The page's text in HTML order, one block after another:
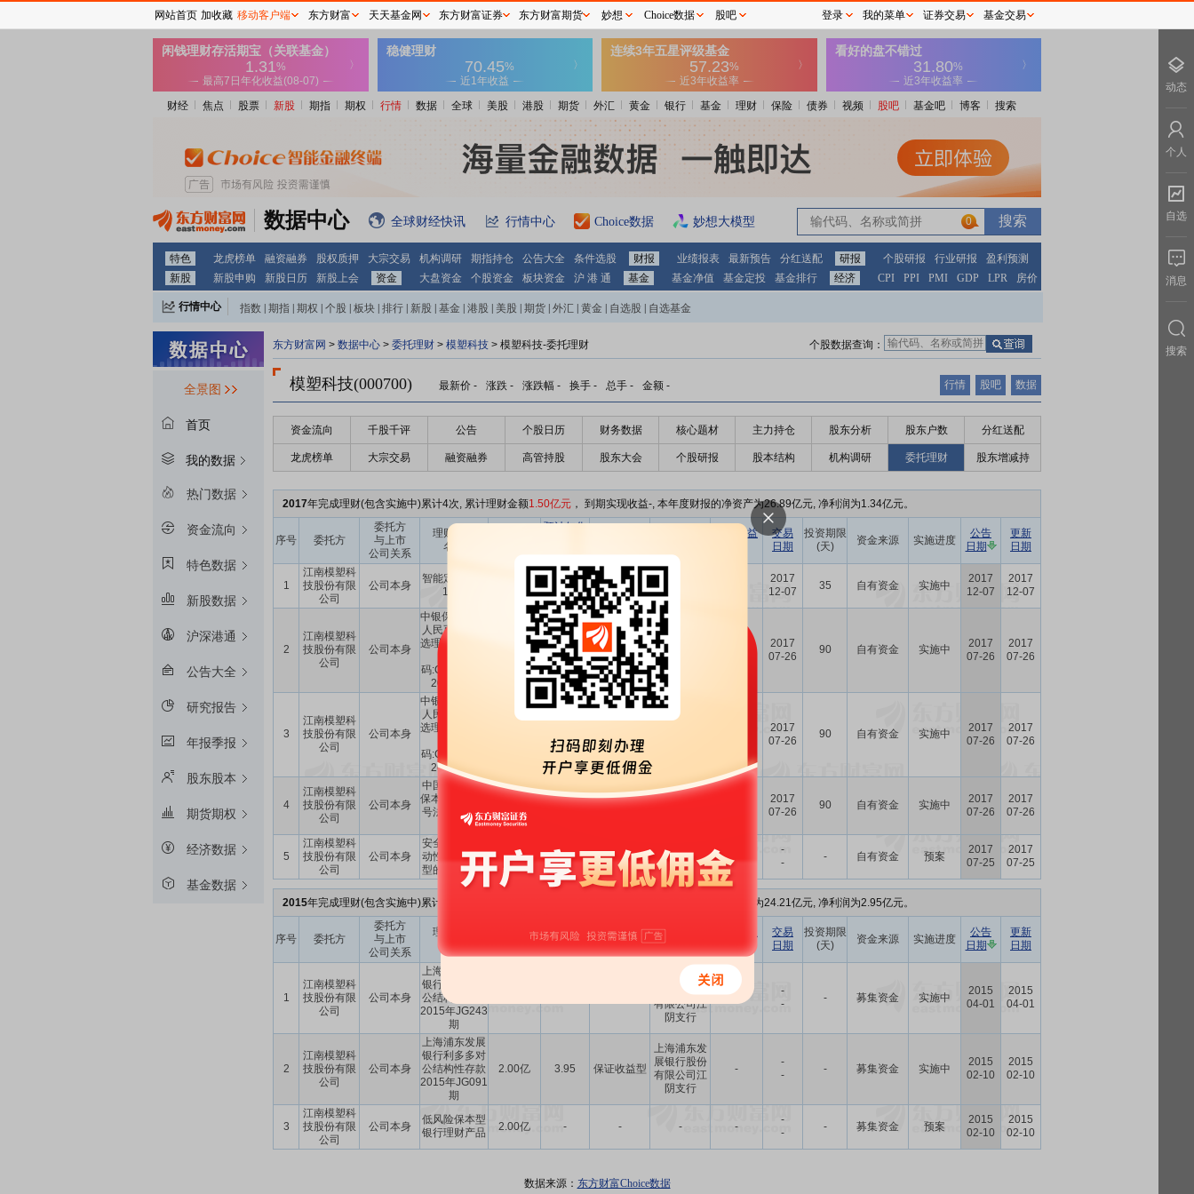
财经 焦点 股票 新股 期指 期权 行情 数据 全球 美股 港股 期货 外汇 黄金 银行 基金 理财 保险 债券 视频 股吧 基金吧 博客 搜索
数据中心 全球财经快讯 行情中心 Choice数据 妙想大模型 0
特色 龙虎榜单 融资融券 股权质押 大宗交易 机构调研 期指持仓 公告大全 条件选股 财报 业绩报表 最新预告 分红送配 研报 个股研报 行业研报
盈利预测
新股
新股申购 新股日历 新股上会 资金 大盘资金 个股资金 板块资金 沪 港 通 基金 基金净值 基金定投 基金排行 经济 CPI PPI PMI GDP LPR 房价
行情中心 指数 期指 期权 个股 板块 排行 新股 基金 港股 美股 期货 外汇 黄金 自选股 自选基金
全景图
首页
我的数据
热门数据
资金流向
特色数据
新股数据
沪深港通
公告大全
研究报告
年报季报
股东股本
期货期权
经济数据
基金数据
东方财富网 > 数据中心 > 委托理财 > 模塑科技 > 模塑科技-委托理财 个股数据查询：
模塑科技(000700) 最新价 - 涨跌 - 涨跌幅 - 换手 - 总手 - 金额 - 行情 股吧 数据
资金流向 千股千评 公告 个股日历 财务数据 核心题材 主力持仓 股东分析 股东户数 分红送配
龙虎榜单 大宗交易 融资融券 高管持股 股东大会 个股研报 股本结构 机构调研 委托理财 股东增减持
2017年完成理财(包含实施中)累计4次, 累计理财金额1.50亿元 ， 到期实现收益-, 本年度财报的净资产为26.89亿元, 净利润为1.34亿元。
序号 委托方
委托方
与上市
公司关系
理财产品
名称
预计年化
(%)
到期收益
交易
日期
投资期限
(天)
资金来源 实施进度
公告
日期
更新
日期
1
江南模塑科
技股份有限
公司
公司本身
智能定期理财
16号
4.2 -
宁波银行股
份有限公司
2017
12-07
35 自有资金 实施中
2017
12-07
2017
12-07
2
江南模塑科
技股份有限
公司
公司本身
中银保本理财-
人民币全球智
选理财产品(产
码:CNYQQZX
2017669)
2500万 4.30
保本浮动收
益型
中国银行股
份有限公司
2017
07-26
90 自有资金 实施中
2017
07-26
2017
07-26
3
江南模塑科
技股份有限
公司
公司本身
中银保本理财-
人民币全球智
选理财产品(产
码:CNYQQZX
2017670)
益型
2017
07-26
90 自有资金 实施中
2017
07-26
2017
07-26
4
江南模塑科
技股份有限
公司
公司本身
中国工商银行
保本“随心E”二
号法人拓户理
财产品
3.50
保本浮动收
中国工商银
行股份有限
2017
07-26
90 自有资金 实施中
2017
07-26
2017
07-26
5
江南模塑科
技股份有限
公司
公司本身
安全性高、流
动性好、保本
型的理财产品
3.00亿 - - -
-
-
- 自有资金 预案
2017
07-25
2017
07-25
2015年完成理财(包含实施中)累计2次, 累计理财金额 ， 到期实现收益-, 本年度财报的净资产为24.21亿元, 净利润为2.95亿元。
序号 委托方
委托方
与上市
公司关系
理财产品
认购金额
收益率
(%)
理财产品
协议签署方
交易
日期
投资期限
(天)
资金来源 实施进度
公告
日期
更新
日期
1
江南模塑科
技股份有限
公司
公司本身
上海浦东发展
银行利多多对
公结构性存款
2015年JG243
期
上海浦东发
展银行股份
有限公司江
阴支行
-
-
- 募集资金 实施中
2015
04-01
2015
04-01
2
江南模塑科
技股份有限
公司
公司本身
上海浦东发展
银行利多多对
公结构性存款
2015年JG091
期
2.00亿 3.95 保证收益型
上海浦东发
展银行股份
有限公司江
阴支行
-
-
-
- 募集资金 实施中
2015
02-10
2015
02-10
3
江南模塑科
技股份有限
公司
公司本身
低风险保本型
银行理财产品
2.00亿 - - - -
-
-
- 募集资金 预案
2015
02-10
2015
02-10
数据来源： 东方财富Choice数据
网站首页 加收藏 移动客户端 东方财富 天天基金网 东方财富证券 东方财富期货 妙想 Choice数据 股吧 登录 我的菜单 证券交易 基金交易
动态
个人
自选
消息
搜索